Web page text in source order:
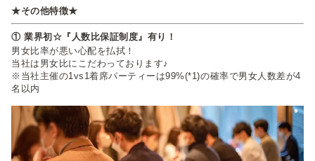
★その他特徴★
① 業界初☆『人数比保証制度』有り！
男女比率が悪い心配を払拭！
当社は男女比にこだわっております♪
※当社主催の1vs1着席パーティーは99%(*1)の確率で男女人数差が4
名以内